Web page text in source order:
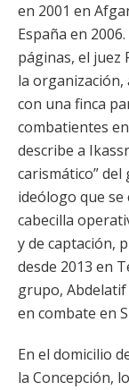
en 2001 en
España en
páginas, el juez
la organización,
con una finca
combatientes
describe a
carismático”
ideólogo que se
cabecilla
y de captación,
desde 2013 en
grupo, Abdelatif
en combate en
En el domicilio
la Concepción,